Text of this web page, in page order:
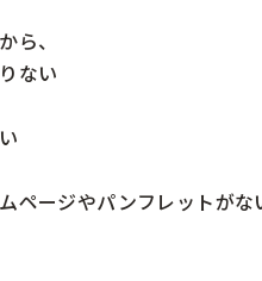
ら、
ない
ページやパンフレットがな